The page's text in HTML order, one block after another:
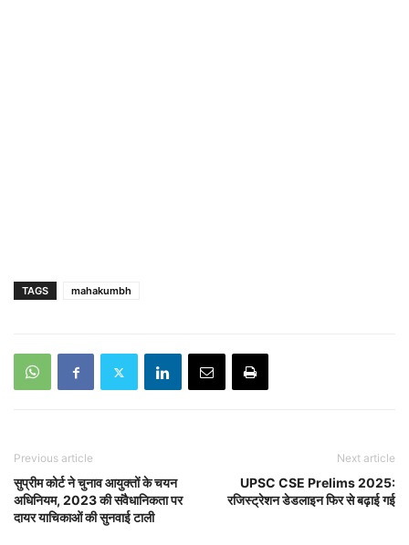
TAGS mahakumbh
Previous article
सुप्रीम कोर्ट ने चुनाव आयुक्तों के चयन
अधिनियम, 2023 की संवैधानिकता पर
दायर याचिकाओं की सुनवाई टाली
Next article
UPSC CSE Prelims 2025:
रजिस्ट्रेशन डेडलाइन फिर से बढ़ाई गई